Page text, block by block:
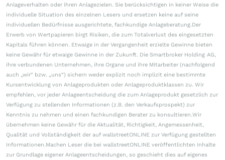
Anlageverhalten oder ihren Anlagezielen. Sie berücksichtigen in keiner Weise die
individuelle Situation des einzelnen Lesers und ersetzen keine auf seine
individuellen Bedürfnisse ausgerichtete, fachkundige Anlageberatung.Der
Erwerb von Wertpapieren birgt Risiken, die zum Totalverlust des eingesetzten
Kapitals führen können. Etwaige in der Vergangenheit erzielte Gewinne bieten
keine Gewähr für etwaige Gewinne in der Zukunft. Die Smartbroker Holding AG,
ihre verbundenen Unternehmen, ihre Organe und ihre Mitarbeiter (nachfolgend
auch „wir“ bzw. „uns“) sichern weder explizit noch implizit eine bestimmte
Kursentwicklung von Anlageprodukten oder Anlageproduktklassen zu. Wir
empfehlen, vor jeder Anlageentscheidung die zum Anlageprodukt gesetzlich zur
Verfügung zu stellenden Informationen (z.B. den Verkaufsprospekt) zur
Kenntnis zu nehmen und einen fachkundigen Berater zu konsultieren.Wir
übernehmen keine Gewähr für die Aktualität, Richtigkeit, Angemessenheit,
Qualität und Vollständigkeit der auf wallstreetONLINE zur Verfügung gestellten
Informationen.Machen Leser die bei wallstreetONLINE veröffentlichten Inhalte
zur Grundlage eigener Anlageentscheidungen, so geschieht dies auf eigenes